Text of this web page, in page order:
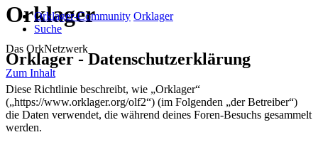
Orklager
Das OrkNetzwerk
Zum Inhalt
Orklager-Community Orklager
Suche
Orklager - Datenschutzerklärung
Diese Richtlinie beschreibt, wie „Orklager“
(„https://www.orklager.org/olf2“) (im Folgenden „der Betreiber“)
die Daten verwendet, die während deines Foren-Besuchs gesammelt
werden.